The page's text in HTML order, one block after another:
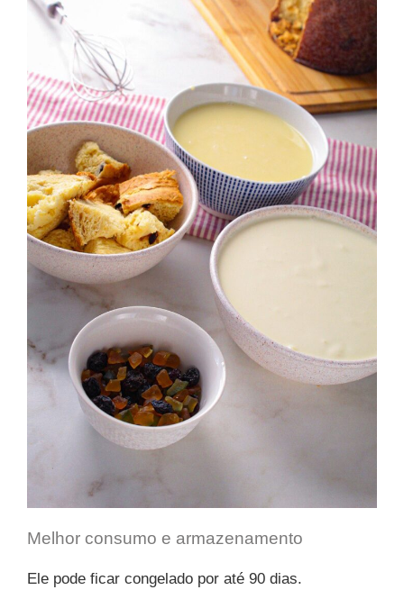
Melhor consumo e armazenamento
Ele pode ficar congelado por até 90 dias.